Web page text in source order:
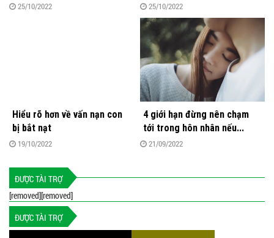
25/10/2022 25/10/2022
Hiểu rõ hơn về vấn nạn con
bị bắt nạt
19/10/2022
4 giới hạn đừng nên chạm
tới trong hôn nhân nếu...
21/09/2022
ĐƯỢC TÀI TRỢ
[removed][removed]
ĐƯỢC TÀI TRỢ